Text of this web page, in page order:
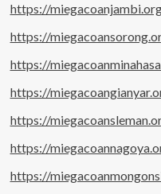
https://
https://
https://
https://
https://
https://
https://